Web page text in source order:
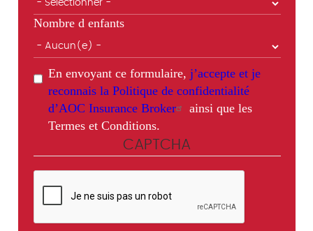
Nombre d enfants
En envoyant ce formulaire, j’accepte et je
reconnais la Politique de confidentialité
d’AOC Insurance Broker
ainsi que les
Termes et Conditions.
CAPTCHA